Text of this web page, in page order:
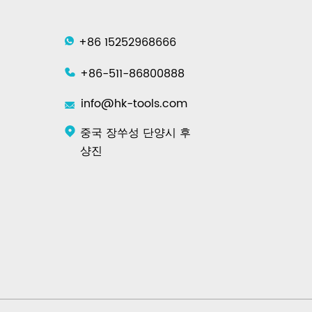
+86 15252968666
+86-511-86800888
info@hk-tools.com
중국 장쑤성 단양시 후
샹진